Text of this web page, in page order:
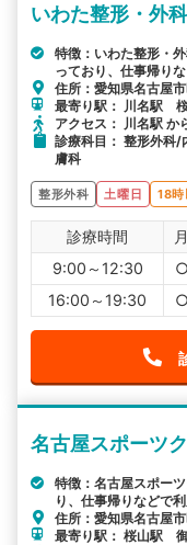
いわた整形・外
特徴：いわた整形・
っており、仕事帰り
住所：愛知県名古屋
最寄り駅： 川名駅
アクセス： 川名駅 か
診療科目： 整形外科
膚科
整形外科 土曜日 18
診療時間 月
9:00～12:30
○
16:00～19:30
○
名古屋スポーツ
特徴：名古屋スポー
り、仕事帰りなどで
住所：愛知県名古屋
最寄り駅： 桜山駅